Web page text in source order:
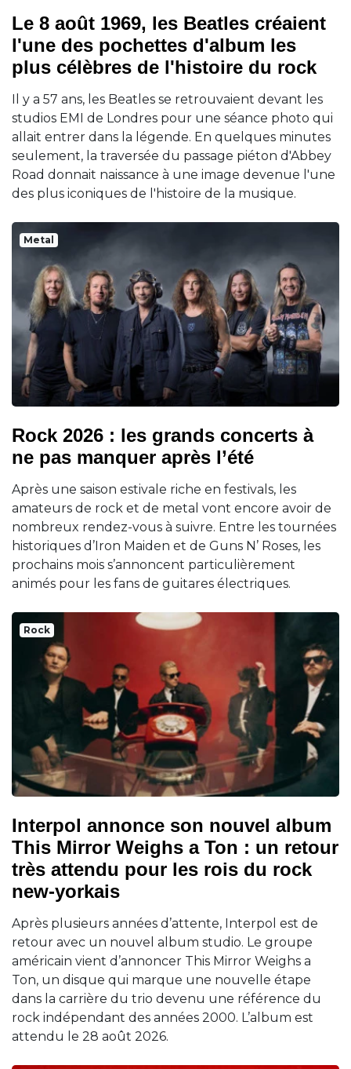
Le 8 août 1969, les Beatles créaient
l'une des pochettes d'album les
plus célèbres de l'histoire du rock
Il y a 57 ans, les Beatles se retrouvaient devant les
studios EMI de Londres pour une séance photo qui
allait entrer dans la légende. En quelques minutes
seulement, la traversée du passage piéton d'Abbey
Road donnait naissance à une image devenue l'une
des plus iconiques de l'histoire de la musique.
Metal
Rock 2026 : les grands concerts à
ne pas manquer après l’été
Après une saison estivale riche en festivals, les
amateurs de rock et de metal vont encore avoir de
nombreux rendez-vous à suivre. Entre les tournées
historiques d’Iron Maiden et de Guns N’ Roses, les
prochains mois s’annoncent particulièrement
animés pour les fans de guitares électriques.
Rock
Interpol annonce son nouvel album
This Mirror Weighs a Ton : un retour
très attendu pour les rois du rock
new-yorkais
Après plusieurs années d’attente, Interpol est de
retour avec un nouvel album studio. Le groupe
américain vient d’annoncer This Mirror Weighs a
Ton, un disque qui marque une nouvelle étape
dans la carrière du trio devenu une référence du
rock indépendant des années 2000. L’album est
attendu le 28 août 2026.